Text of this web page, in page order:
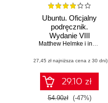
Ubuntu. Oficjalny
podręcznik.
Wydanie VIII
Matthew Helmke i inni. (spis autorów w inf. dodatkowych)
(27,45 zł najniższa cena z 30 dni)
29.10 zł
54.90zł (-47%)